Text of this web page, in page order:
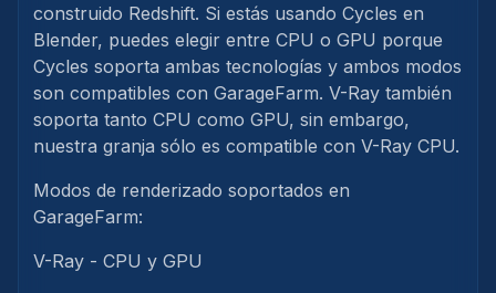
construido Redshift. Si estás usando Cycles en
Blender, puedes elegir entre CPU o GPU porque
Cycles soporta ambas tecnologías y ambos modos
son compatibles con GarageFarm. V-Ray también
soporta tanto CPU como GPU, sin embargo,
nuestra granja sólo es compatible con V-Ray CPU.
Modos de renderizado soportados en
GarageFarm:
V-Ray - CPU y GPU